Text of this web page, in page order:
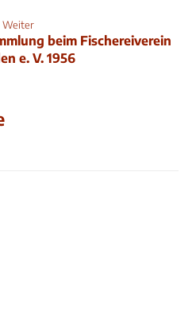
Weiter
beim Fischereiverein
e. V. 1956